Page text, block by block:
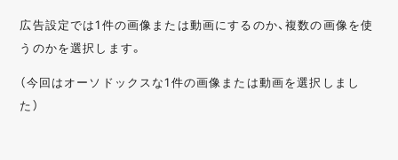
広告設定では1件の画像または動画にするのか、複数の画像を使
うのかを選択します。
（今回はオーソドックスな1件の画像または動画を選択しまし
た）